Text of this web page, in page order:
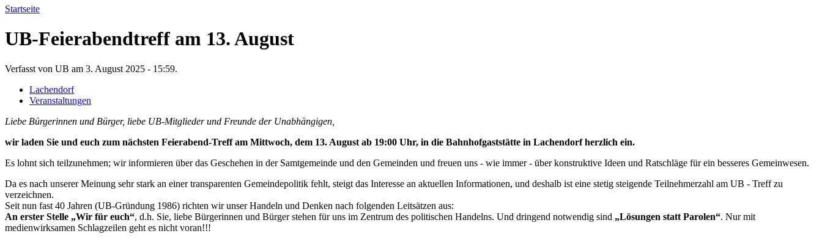
Startseite
UB-Feierabendtreff am 13. August
Verfasst von UB am 3. August 2025 - 15:59.
Lachendorf
Veranstaltungen
Liebe Bürgerinnen und Bürger, liebe UB-Mitglieder und Freunde der Unabhängigen,
wir laden Sie und euch zum nächsten Feierabend-Treff am Mittwoch, dem 13. August ab 19:00 Uhr, in die Bahnhofgaststätte in Lachendorf herzlich ein.
Es lohnt sich teilzunehmen; wir informieren über das Geschehen in der Samtgemeinde und den Gemeinden und freuen uns - wie immer - über konstruktive Ideen und Ratschläge für ein besseres Gemeinwesen.
Da es nach unserer Meinung sehr stark an einer transparenten Gemeindepolitik fehlt, steigt das Interesse an aktuellen Informationen, und deshalb ist eine stetig steigende Teilnehmerzahl am UB - Treff zu
verzeichnen.
Seit nun fast 40 Jahren (UB-Gründung 1986) richten wir unser Handeln und Denken nach folgenden Leitsätzen aus:
An erster Stelle „Wir für euch“, d.h. Sie, liebe Bürgerinnen und Bürger stehen für uns im Zentrum des politischen Handelns. Und dringend notwendig sind „Lösungen statt Parolen“. Nur mit
medienwirksamen Schlagzeilen geht es nicht voran!!!